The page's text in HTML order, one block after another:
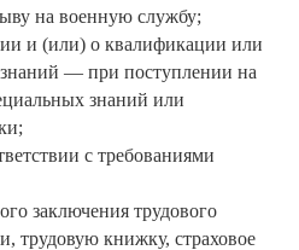
на военную службу;
и (или) о квалификации или
— при поступлении на
знаний или
с требованиями
заключения трудового
трудовую книжку, страховое